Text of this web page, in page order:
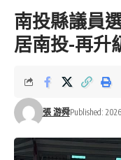
南投縣議員
居南投-再升
張 游舜Published: